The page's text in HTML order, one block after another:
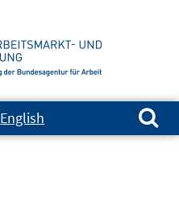
English
Suchen nach: